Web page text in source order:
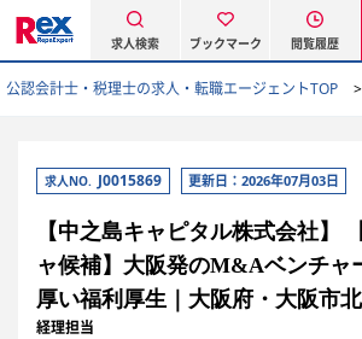
求人検索 ブックマーク 閲覧履歴
公認会計士・税理士の求人・転職エージェントTOP
求人NO. J0015869 更新日：2026年07月03日
【中之島キャピタル株式会社】
ャ候補】大阪発のM&Aベンチャ
厚い福利厚生｜大阪府・大阪市
経理担当